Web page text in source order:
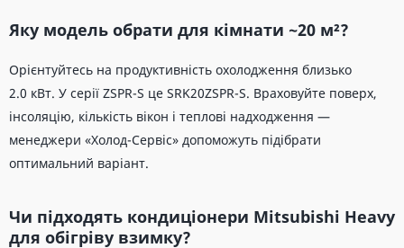
Яку модель обрати для кімнати ~20 м²?
Орієнтуйтесь на продуктивність охолодження близько
2.0 кВт. У серії ZSPR-S це SRK20ZSPR-S. Враховуйте поверх,
інсоляцію, кількість вікон і теплові надходження —
менеджери «Холод-Сервіс» допоможуть підібрати
оптимальний варіант.
Чи підходять кондиціонери Mitsubishi Heavy
для обігріву взимку?